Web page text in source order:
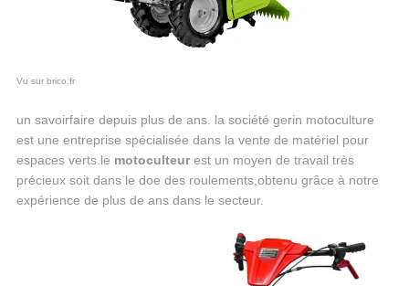
Vu sur brico.fr
un savoirfaire depuis plus de ans. la société gerin motoculture
est une entreprise spécialisée dans la vente de matériel pour
espaces verts.le motoculteurest un moyen de travail très
précieux soit dans le doe des roulements,obtenu grâce à notre
expérience de plus de ans dans le secteur.